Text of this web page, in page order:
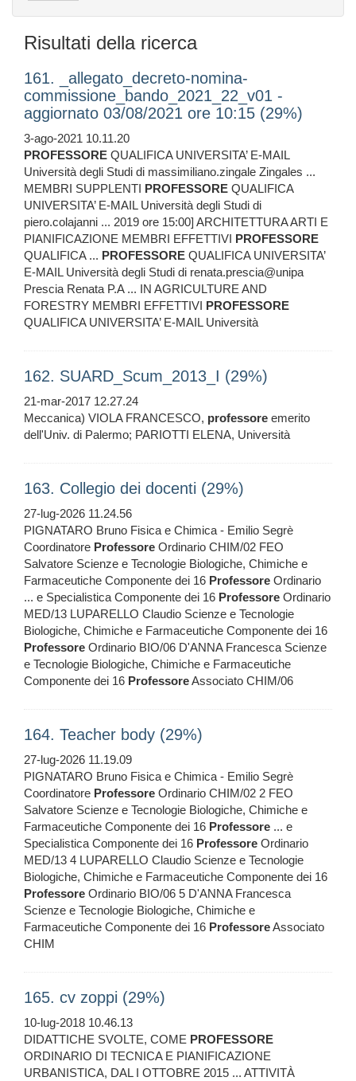
Risultati della ricerca
161. _allegato_decreto-nomina-
commissione_bando_2021_22_v01 -
aggiornato 03/08/2021 ore 10:15 (29%)
3-ago-2021 10.11.20
PROFESSORE QUALIFICA UNIVERSITA’ E-MAIL
Università degli Studi di massimiliano.zingale Zingales ...
MEMBRI SUPPLENTI PROFESSORE QUALIFICA
UNIVERSITA’ E-MAIL Università degli Studi di
piero.colajanni ... 2019 ore 15:00] ARCHITETTURA ARTI E
PIANIFICAZIONE MEMBRI EFFETTIVI PROFESSORE
QUALIFICA ... PROFESSORE QUALIFICA UNIVERSITA’
E-MAIL Università degli Studi di renata.prescia@unipa
Prescia Renata P.A ... IN AGRICULTURE AND
FORESTRY MEMBRI EFFETTIVI PROFESSORE
QUALIFICA UNIVERSITA’ E-MAIL Università
162. SUARD_Scum_2013_I (29%)
21-mar-2017 12.27.24
Meccanica) VIOLA FRANCESCO, professore emerito
dell'Univ. di Palermo; PARIOTTI ELENA, Università
163. Collegio dei docenti (29%)
27-lug-2026 11.24.56
PIGNATARO Bruno Fisica e Chimica - Emilio Segrè
Coordinatore Professore Ordinario CHIM/02 FEO
Salvatore Scienze e Tecnologie Biologiche, Chimiche e
Farmaceutiche Componente dei 16 Professore Ordinario
... e Specialistica Componente dei 16 Professore Ordinario
MED/13 LUPARELLO Claudio Scienze e Tecnologie
Biologiche, Chimiche e Farmaceutiche Componente dei 16
Professore Ordinario BIO/06 D'ANNA Francesca Scienze
e Tecnologie Biologiche, Chimiche e Farmaceutiche
Componente dei 16 ProfessoreAssociato CHIM/06
164. Teacher body (29%)
27-lug-2026 11.19.09
PIGNATARO Bruno Fisica e Chimica - Emilio Segrè
Coordinatore Professore Ordinario CHIM/02 2 FEO
Salvatore Scienze e Tecnologie Biologiche, Chimiche e
Farmaceutiche Componente dei 16 Professore ... e
Specialistica Componente dei 16 Professore Ordinario
MED/13 4 LUPARELLO Claudio Scienze e Tecnologie
Biologiche, Chimiche e Farmaceutiche Componente dei 16
Professore Ordinario BIO/06 5 D'ANNA Francesca
Scienze e Tecnologie Biologiche, Chimiche e
Farmaceutiche Componente dei 16 ProfessoreAssociato
CHIM
165. cv zoppi (29%)
10-lug-2018 10.46.13
DIDATTICHE SVOLTE, COME PROFESSORE
ORDINARIO DI TECNICA E PIANIFICAZIONE
URBANISTICA, DAL I OTTOBRE 2015 ... ATTIVITÀ